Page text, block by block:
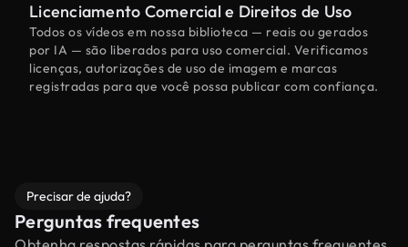
Licenciamento Comercial e Direitos de Uso
Todos os vídeos em nossa biblioteca — reais ou gerados
por IA — são liberados para uso comercial. Verificamos
licenças, autorizações de uso de imagem e marcas
registradas para que você possa publicar com confiança.
Precisar de ajuda?
Perguntas frequentes